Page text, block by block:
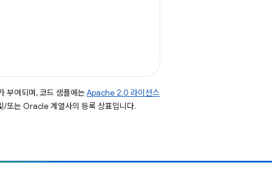
부여되며, 코드 샘플에는 Apache 2.0 라이선스
또는 Oracle 계열사의 등록 상표입니다.